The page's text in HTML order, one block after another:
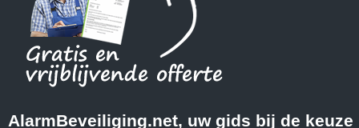
AlarmBeveiliging.net, uw gids bij de keuze